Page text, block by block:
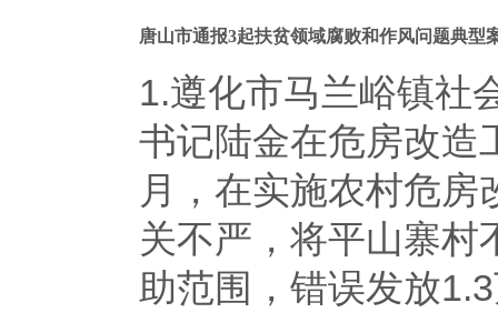
唐山市通报3起扶贫领域腐败和作风问题典型
1.遵化市马兰峪镇社
书记陆金在危房改造
月，在实施农村危
关不严，将平山寨村
助范围，错误发放